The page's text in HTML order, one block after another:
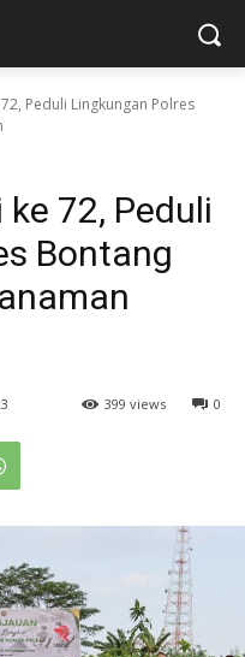
Peduli Lingkungan Polres
72, Peduli
Bontang
0
399 views